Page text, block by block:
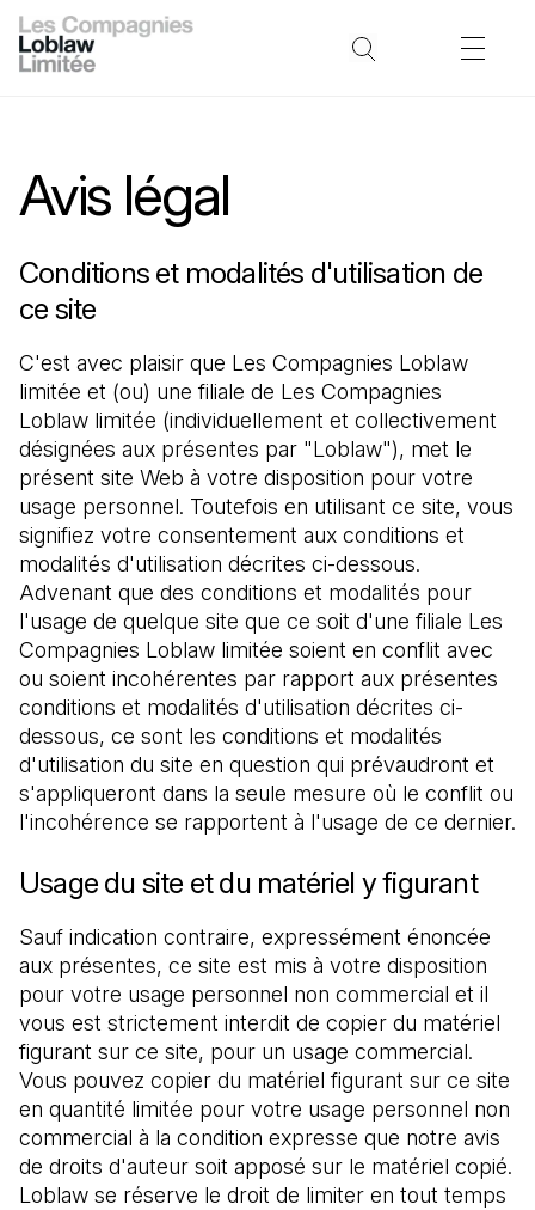
Avis légal
Conditions et modalités d'utilisation de
ce site
C'est avec plaisir que Les Compagnies Loblaw
limitée et (ou) une filiale de Les Compagnies
Loblaw limitée (individuellement et collectivement
désignées aux présentes par "Loblaw"), met le
présent site Web à votre disposition pour votre
usage personnel. Toutefois en utilisant ce site, vous
signifiez votre consentement aux conditions et
modalités d'utilisation décrites ci-dessous.
Advenant que des conditions et modalités pour
l'usage de quelque site que ce soit d'une filiale Les
Compagnies Loblaw limitée soient en conflit avec
ou soient incohérentes par rapport aux présentes
conditions et modalités d'utilisation décrites ci-
dessous, ce sont les conditions et modalités
d'utilisation du site en question qui prévaudront et
s'appliqueront dans la seule mesure où le conflit ou
l'incohérence se rapportent à l'usage de ce dernier.
Usage du site et du matériel y figurant
Sauf indication contraire, expressément énoncée
aux présentes, ce site est mis à votre disposition
pour votre usage personnel non commercial et il
vous est strictement interdit de copier du matériel
figurant sur ce site, pour un usage commercial.
Vous pouvez copier du matériel figurant sur ce site
en quantité limitée pour votre usage personnel non
commercial à la condition expresse que notre avis
de droits d'auteur soit apposé sur le matériel copié.
Loblaw se réserve le droit de limiter en tout temps